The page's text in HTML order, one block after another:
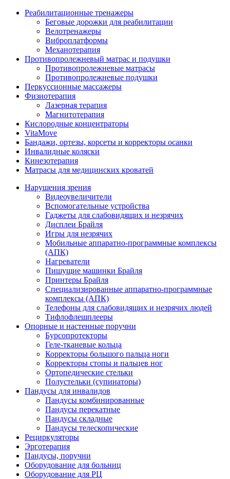
Реабилитационные тренажеры
Беговые дорожки для реабилитации
Велотренажеры
Виброплатформы
Механотерапия
Противопролежневый матрас и подушки
Противопролежневые матрасы
Противопролежневые подушки
Перкуссионные массажеры
Физиотерапия
Лазерная терапия
Магнитотерапия
Кислородные концентраторы
VitaMove
Бандажи, ортезы, корсеты и корректоры осанки
Инвалидные коляски
Кинезотерапия
Матрасы для медицинских кроватей
Нарушения зрения
Видеоувеличители
Вспомогательные устройства
Гаджеты для слабовидящих и незрячих
Дисплеи Брайля
Игры для незрячих
Мобильные аппаратно-программные комплексы
(АПК)
Нагреватели
Пишущие машинки Брайля
Принтеры Брайля
Специализированные аппаратно-программные
комплексы (АПК)
Телефоны для слабовидящих и незрячих людей
Тифлофлешплееры
Опорные и настенные поручни
Бурсопротекторы
Геле-тканевые кольца
Корректоры большого пальца ноги
Корректоры стопы и пальцев ног
Ортопедические стельки
Полустельки (супинаторы)
Пандусы для инвалидов
Пандусы комбинированные
Пандусы перекатные
Пандусы складные
Пандусы телескопические
Рециркуляторы
Эрготерапия
Пандусы, поручни
Оборудование для больниц
Оборудование для РЦ